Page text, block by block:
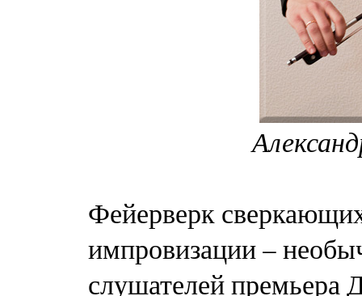
Фейерверк
импровизации –
слушателей премьера